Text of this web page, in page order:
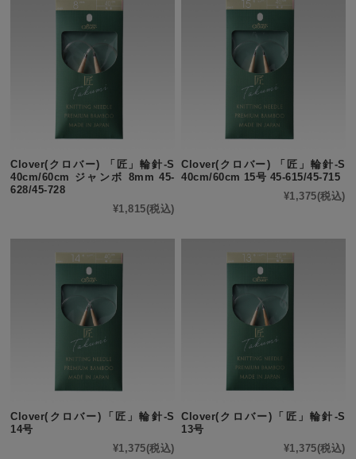
Clover(クロバー) 「匠」輪針-S
40cm/60cm ジャンボ 8mm 45-
628/45-728
¥1,815(税込)
Clover(クロバー) 「匠」輪針-S
40cm/60cm 15号 45-615/45-715
¥1,375(税込)
Clover(クロバー)「匠」輪針-S
14号
¥1,375(税込)
Clover(クロバー)「匠」輪針-S
13号
¥1,375(税込)